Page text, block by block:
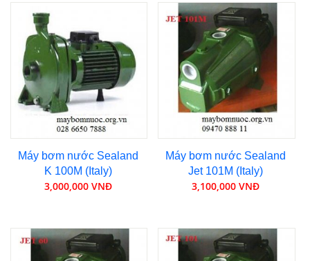
Máy bơm nước Sealand
K 100M (Italy)
3,000,000 VNĐ
Máy bơm nước Sealand
Jet 101M (Italy)
3,100,000 VNĐ